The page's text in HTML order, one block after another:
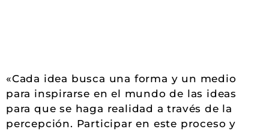
«Cada idea busca una forma y un medio
para inspirarse en el mundo de las ideas
para que se haga realidad a través de la
percepción. Participar en este proceso y